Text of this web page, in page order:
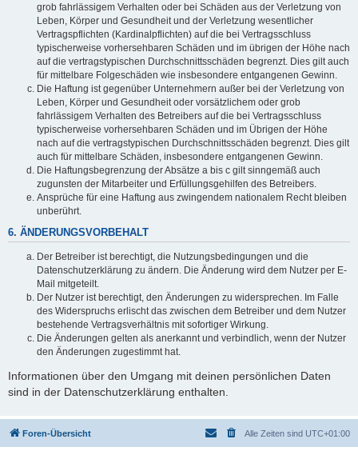
grob fahrlässigem Verhalten oder bei Schäden aus der Verletzung von
Leben, Körper und Gesundheit und der Verletzung wesentlicher
Vertragspflichten (Kardinalpflichten) auf die bei Vertragsschluss
typischerweise vorhersehbaren Schäden und im übrigen der Höhe nach
auf die vertragstypischen Durchschnittsschäden begrenzt. Dies gilt auch
für mittelbare Folgeschäden wie insbesondere entgangenen Gewinn.
Die Haftung ist gegenüber Unternehmern außer bei der Verletzung von
Leben, Körper und Gesundheit oder vorsätzlichem oder grob
fahrlässigem Verhalten des Betreibers auf die bei Vertragsschluss
typischerweise vorhersehbaren Schäden und im Übrigen der Höhe
nach auf die vertragstypischen Durchschnittsschäden begrenzt. Dies gilt
auch für mittelbare Schäden, insbesondere entgangenen Gewinn.
Die Haftungsbegrenzung der Absätze a bis c gilt sinngemäß auch
zugunsten der Mitarbeiter und Erfüllungsgehilfen des Betreibers.
Ansprüche für eine Haftung aus zwingendem nationalem Recht bleiben
unberührt.
6. ÄNDERUNGSVORBEHALT
Der Betreiber ist berechtigt, die Nutzungsbedingungen und die
Datenschutzerklärung zu ändern. Die Änderung wird dem Nutzer per E-
Mail mitgeteilt.
Der Nutzer ist berechtigt, den Änderungen zu widersprechen. Im Falle
des Widerspruchs erlischt das zwischen dem Betreiber und dem Nutzer
bestehende Vertragsverhältnis mit sofortiger Wirkung.
Die Änderungen gelten als anerkannt und verbindlich, wenn der Nutzer
den Änderungen zugestimmt hat.
Informationen über den Umgang mit deinen persönlichen Daten
sind in der Datenschutzerklärung enthalten.
Foren-Übersicht Alle Zeiten sind UTC+01:00